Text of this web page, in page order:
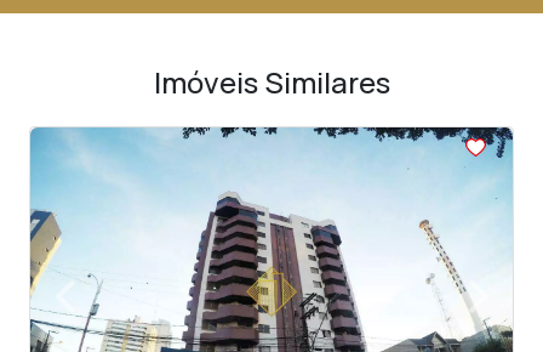
Imóveis Similares
< <
‹Previous ›
Next